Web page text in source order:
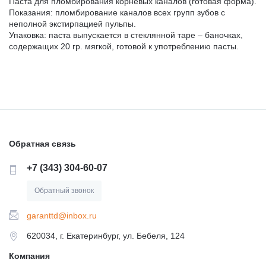
Показания: пломбирование каналов всех групп зубов с
неполной экстирпацией пульпы.
Упаковка: паста выпускается в стеклянной таре – баночках,
содержащих 20 гр. мягкой, готовой к употреблению пасты.
Обратная связь
+7 (343) 304-60-07
Обратный звонок
garanttd@inbox.ru
620034, г. Екатеринбург, ул. Бебеля, 124
Компания